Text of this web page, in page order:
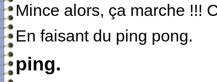
Mince alors, ça marche !!!
En faisant du ping pong.
ping.